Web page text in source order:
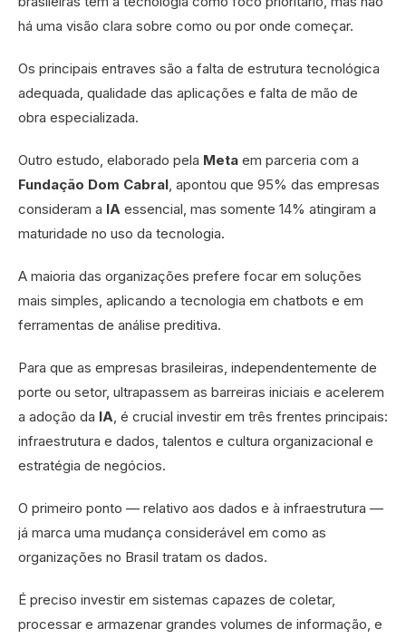
há uma visão clara sobre como ou por onde começar.
Os principais entraves são a falta de estrutura tecnológica
adequada, qualidade das aplicações e falta de mão de
obra especializada.
Outro estudo, elaborado pela Meta em parceria com a
Fundação Dom Cabral , apontou que 95% das empresas
consideram a IA essencial, mas somente 14% atingiram a
maturidade no uso da tecnologia.
A maioria das organizações prefere focar em soluções
mais simples, aplicando a tecnologia em chatbots e em
ferramentas de análise preditiva.
Para que as empresas brasileiras, independentemente de
porte ou setor, ultrapassem as barreiras iniciais e acelerem
a adoção da IA , é crucial investir em três frentes principais:
infraestrutura e dados, talentos e cultura organizacional e
estratégia de negócios.
O primeiro ponto — relativo aos dados e à infraestrutura —
já marca uma mudança considerável em como as
organizações no Brasil tratam os dados.
É preciso investir em sistemas capazes de coletar,
processar e armazenar grandes volumes de informação, e